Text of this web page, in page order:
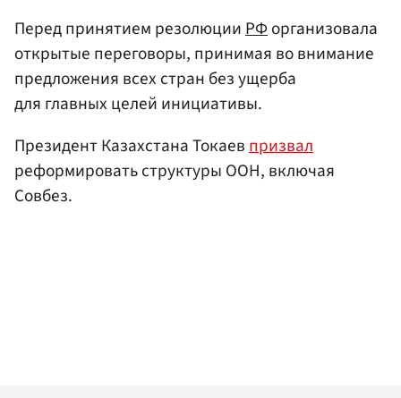
Перед принятием резолюцииРФорганизовала
открытые переговоры, принимая во внимание
предложения всех стран без ущерба
для главных целей инициативы.
Президент Казахстана Токаевпризвал
реформировать структуры ООН, включая
Совбез.